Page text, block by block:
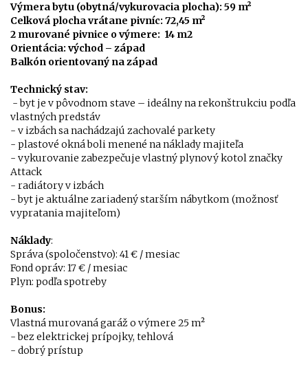
Výmera bytu (obytná/vykurovacia plocha): 59 m²
Celková plocha vrátane pivníc: 72,45 m²
2 murované pivnice o výmere: 14 m2
Orientácia: východ – západ
Balkón orientovaný na západ
Technický stav:
- byt je v pôvodnom stave – ideálny na rekonštrukciu podľa
vlastných predstáv
- v izbách sa nachádzajú zachovalé parkety
- plastové okná boli menené na náklady majiteľa
- vykurovanie zabezpečuje vlastný plynový kotol značky
Attack
- radiátory v izbách
- byt je aktuálne zariadený starším nábytkom (možnosť
vypratania majiteľom)
Náklady:
Správa (spoločenstvo): 41 € / mesiac
Fond opráv: 17 € / mesiac
Plyn: podľa spotreby
Bonus:
Vlastná murovaná garáž o výmere 25 m²
- bez elektrickej prípojky, tehlová
- dobrý prístup